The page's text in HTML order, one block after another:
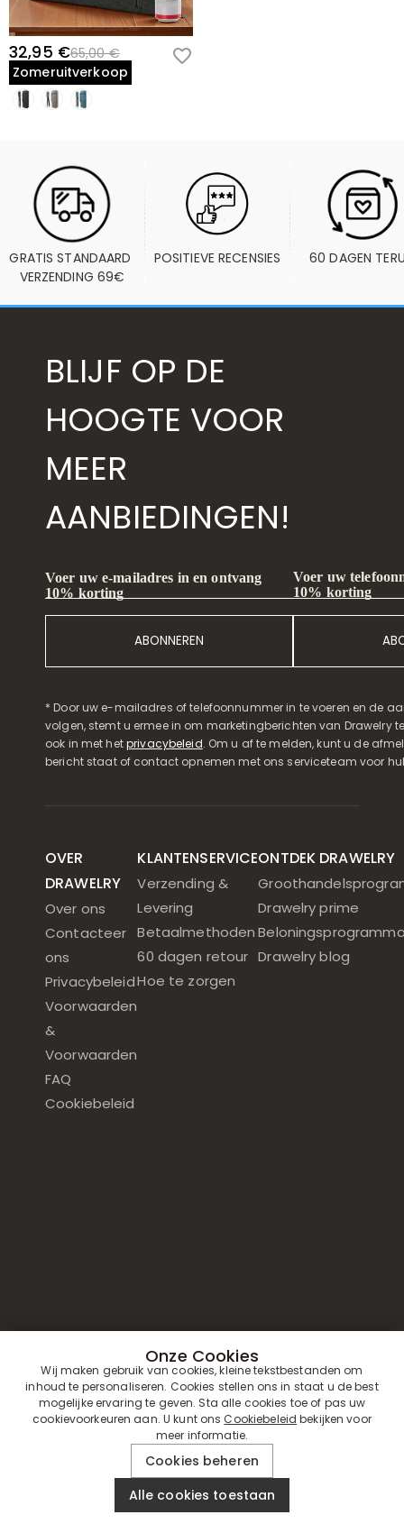
32,95 €65,00 €
Zomeruitverkoop
GRATIS STANDAARD
VERZENDING 69€
POSITIEVE RECENSIES 60 DAGEN
BLIJF OP DE
HOOGTE VOOR
MEER
AANBIEDINGEN!
Voer uw e-mailadres in en ontvang
10% korting
ABONNEREN
Voer uw
10% korting
* Door uw e-mailadres of telefoonnummer in te voeren en de
volgen, stemt u ermee in om marketingberichten van Drawelry
ook in met hetprivacybeleid. Om u af te melden, kunt u de
bericht staat of contact opnemen met ons serviceteam voor
OVER
DRAWELRY
Over ons
Contacteer
ons
Privacybeleid
Voorwaarden
&
Voorwaarden
FAQ
Cookiebeleid
KLANTENSERVICE
Verzending &
Levering
Betaalmethoden
60 dagen retour
Hoe te zorgen
ONTDEK DRAWELRY
Drawelry prime
Drawelry blog
Drawelry. Alle Rechten
Voorbehouden.
Onze Cookies
Wij maken gebruik van cookies, kleine tekstbestanden om
inhoud te personaliseren. Cookies stellen ons in staat u de best
mogelijke ervaring te geven. Sta alle cookies toe of pas uw
cookievoorkeuren aan. U kunt onsCookiebeleid bekijken voor
meer informatie.
Cookies beheren
Alle cookies toestaan